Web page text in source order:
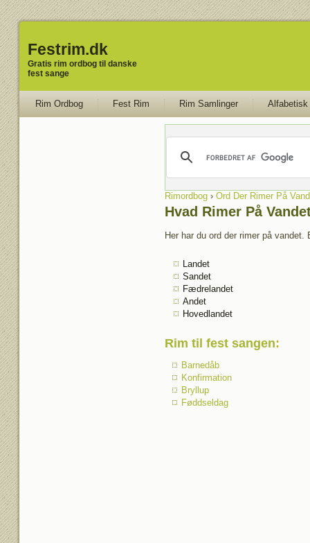
Festrim.dk
Gratis rim ordbog til danske
fest sange
Rim Ordbog Fest Rim Rim Samlinger Alfabetisk
Rimordbog› Ord Der Rimer På
Hvad Rimer På
Her har du ord der rimer på
Landet
Sandet
Fædrelandet
Andet
Hovedlandet
Rim til fest sangen:
Barnedåb
Konfirmation
Bryllup
Føddseldag